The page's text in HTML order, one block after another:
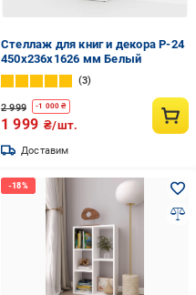
Стеллаж для книг и декора P-24
450x236x1626 мм Белый
3
2 999 -1 000 ₴
1 999 ₴/шт.
Доставим